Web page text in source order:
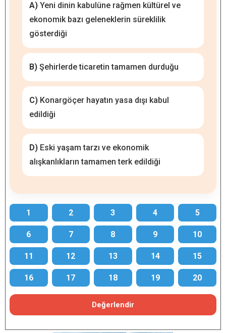
A) Yeni dinin kabulüne rağmen kültürel ve
ekonomik bazı geleneklerin süreklilik
gösterdiği
B) Şehirlerde ticaretin tamamen durduğu
C) Konargöçer hayatın yasa dışı kabul
edildiği
D) Eski yaşam tarzı ve ekonomik
alışkanlıkların tamamen terk edildiği
1 2 3 4 5
6 7 8 9 10
11 12 13 14 15
16 17 18 19 20
Değerlendir